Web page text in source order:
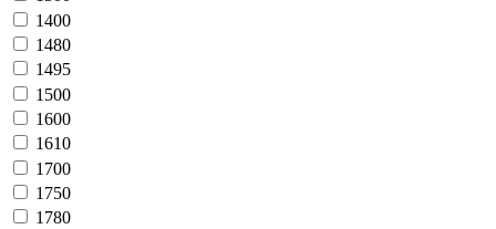
1400
1480
1495
1500
1600
1610
1700
1750
1780